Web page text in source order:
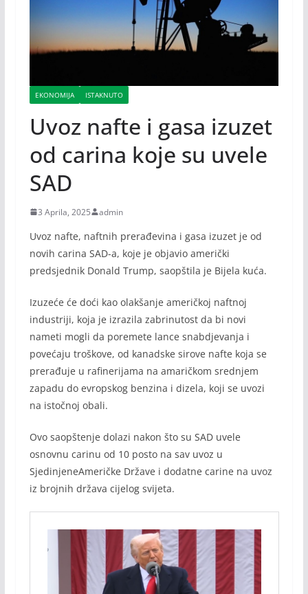
EKONOMIJA ISTAKNUTO
Uvoz nafte i gasa izuzet
od carina koje su uvele
SAD
3 Aprila, 2025 admin
Uvoz nafte, naftnih prerađevina i gasa izuzet je od
novih carina SAD-a, koje je objavio američki
predsjednik Donald Trump, saopštila je Bijela kuća.
Izuzeće će doći kao olakšanje američkoj naftnoj
industriji, koja je izrazila zabrinutost da bi novi
nameti mogli da poremete lance snabdjevanja i
povećaju troškove, od kanadske sirove nafte koja se
prerađuje u rafinerijama na amaričkom srednjem
zapadu do evropskog benzina i dizela, koji se uvozi
na istočnoj obali.
Ovo saopštenje dolazi nakon što su SAD uvele
osnovnu carinu od 10 posto na sav uvoz u
SjedinjeneAmeričke Države i dodatne carine na uvoz
iz brojnih država cijelog svijeta.